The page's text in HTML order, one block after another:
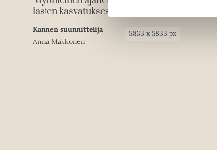
lasten kasvatuksessa
Kannen suunnittelija
Anna Makkonen
5833 x 5833 px